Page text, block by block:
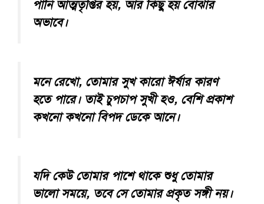
পানি আত্মতৃপ্তির হয়, আর কিছু হয় বোঝার
অভাবে।
মনে রেখো, তোমার সুখ কারো ঈর্ষার কারণ
হতে পারে। তাই চুপচাপ সুখী হও, বেশি প্রকাশ
কখনো কখনো বিপদ ডেকে আনে।
যদি কেউ তোমার পাশে থাকে শুধু তোমার
ভালো সময়ে, তবে সে তোমার প্রকৃত সঙ্গী নয়।